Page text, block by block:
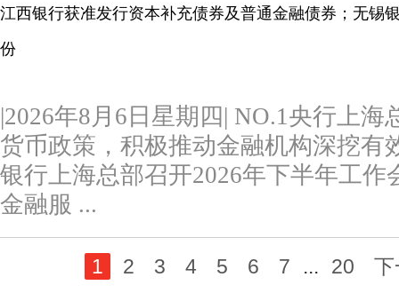
江西银行获准发行资本补充债券及普通金融债券；无锡
份
|2026年8月6日星期四| NO.1央行上
货币政策，积极推动金融机构深挖有
银行上海总部召开2026年下半年工
金融服 ...
1 2 3 4 5 6 7 ... 20 下